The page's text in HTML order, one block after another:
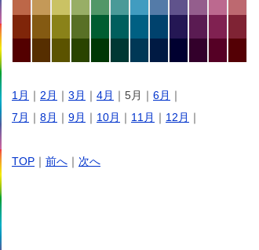
1月 ｜ 2月 ｜ 3月 ｜ 4月 ｜5月｜ 6月 ｜
7月 ｜ 8月 ｜ 9月 ｜ 10月 ｜ 11月 ｜ 12月 ｜
TOP ｜ 前へ ｜ 次へ